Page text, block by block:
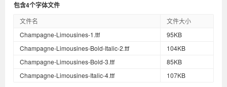
包含4个字体文件
文件名
文件大小
Champagne-Limousines-1.ttf
95KB
Champagne-Limousines-Bold-Italic-2.ttf
104KB
Champagne-Limousines-Bold-3.ttf
85KB
Champagne-Limousines-Italic-4.ttf
107KB